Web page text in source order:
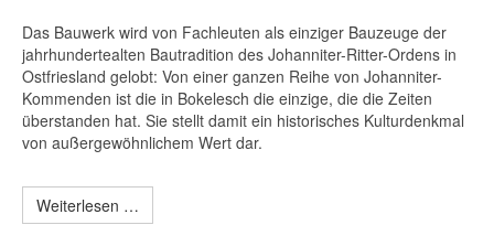
Das Bauwerk wird von Fachleuten als einziger Bauzeuge der
jahrhundertealten Bautradition des Johanniter-Ritter-Ordens in
Ostfriesland gelobt: Von einer ganzen Reihe von Johanniter-
Kommenden ist die in Bokelesch die einzige, die die Zeiten
überstanden hat. Sie stellt damit ein historisches Kulturdenkmal
von außergewöhnlichem Wert dar.
Weiterlesen …